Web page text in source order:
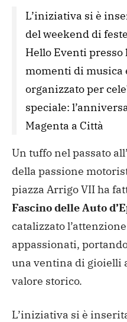
L’iniziativa si è
del weekend di
Hello Eventi
momenti di musica
organizzato per
speciale:
Magenta a Città
Un tuffo nel passato
della passione
piazza Arrigo VII ha
Fascino delle Auto
catalizzato
appassionati,
una ventina di gioielli
valore storico.
L’iniziativa si è